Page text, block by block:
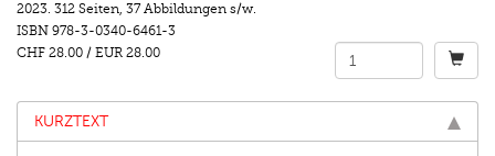
2023. 312 Seiten, 37 Abbildungen s/w.
ISBN 978-3-0340-6461-3
CHF 28.00 / EUR 28.00
KURZTEXT